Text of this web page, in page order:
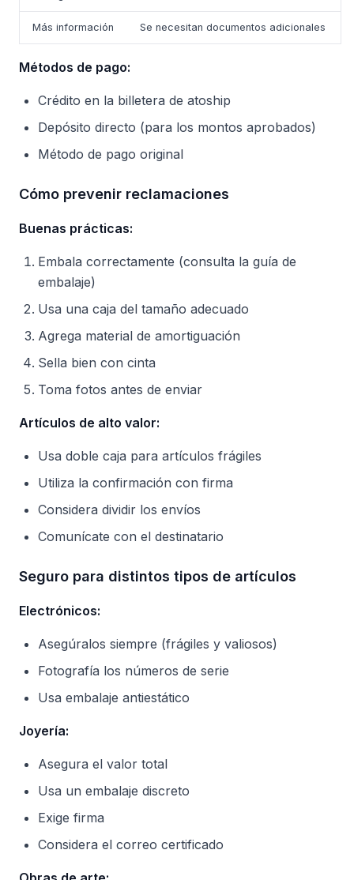
Más información Se necesitan documentos adicionales
Métodos de pago:
Crédito en la billetera de atoship
Depósito directo (para los montos aprobados)
Método de pago original
Cómo prevenir reclamaciones
Buenas prácticas:
Embala correctamente (consulta la guía de
embalaje)
Usa una caja del tamaño adecuado
Agrega material de amortiguación
Sella bien con cinta
Toma fotos antes de enviar
Artículos de alto valor:
Usa doble caja para artículos frágiles
Utiliza la confirmación con firma
Considera dividir los envíos
Comunícate con el destinatario
Seguro para distintos tipos de artículos
Electrónicos:
Asegúralos siempre (frágiles y valiosos)
Fotografía los números de serie
Usa embalaje antiestático
Joyería:
Asegura el valor total
Usa un embalaje discreto
Exige firma
Considera el correo certificado